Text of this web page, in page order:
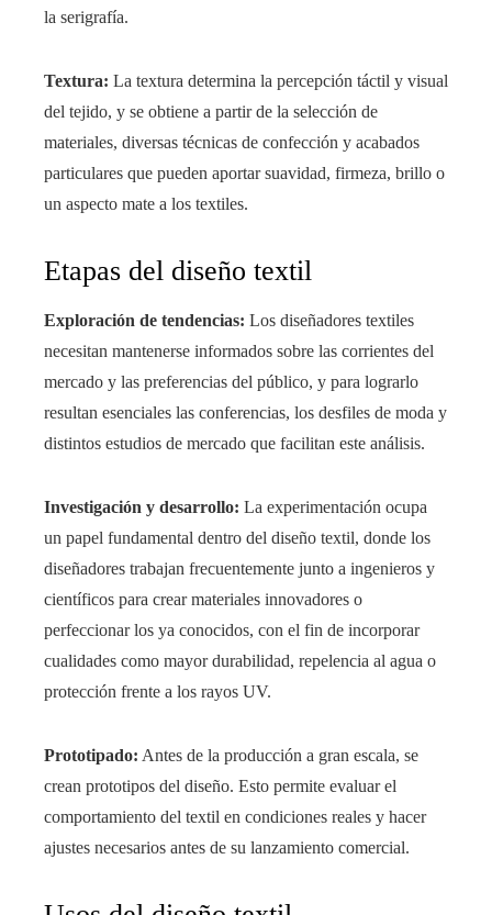
la serigrafía.
Textura: La textura determina la percepción táctil y visual
del tejido, y se obtiene a partir de la selección de
materiales, diversas técnicas de confección y acabados
particulares que pueden aportar suavidad, firmeza, brillo o
un aspecto mate a los textiles.
Etapas del diseño textil
Exploración de tendencias: Los diseñadores textiles
necesitan mantenerse informados sobre las corrientes del
mercado y las preferencias del público, y para lograrlo
resultan esenciales las conferencias, los desfiles de moda y
distintos estudios de mercado que facilitan este análisis.
Investigación y desarrollo: La experimentación ocupa
un papel fundamental dentro del diseño textil, donde los
diseñadores trabajan frecuentemente junto a ingenieros y
científicos para crear materiales innovadores o
perfeccionar los ya conocidos, con el fin de incorporar
cualidades como mayor durabilidad, repelencia al agua o
protección frente a los rayos UV.
Prototipado: Antes de la producción a gran escala, se
crean prototipos del diseño. Esto permite evaluar el
comportamiento del textil en condiciones reales y hacer
ajustes necesarios antes de su lanzamiento comercial.